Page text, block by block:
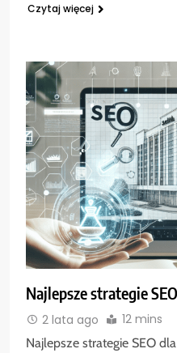
Czytaj więcej
Najlepsze strategie
2 lata ago 12 mins
Najlepsze strategie SEO